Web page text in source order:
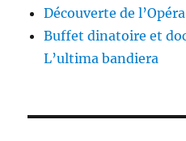
Découverte de l’Opéra
Buffet dinatoire et
L’ultima bandiera